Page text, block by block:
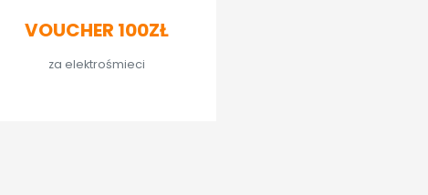
VOUCHER 100ZŁ
za elektrośmieci